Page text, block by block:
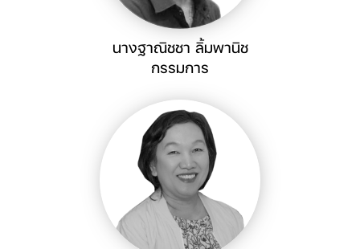
นางฐาณิชชา ลิ้มพานิช
กรรมการ